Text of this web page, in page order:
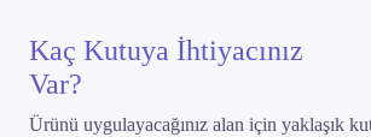
Kaç Kutuya İhtiyacınız
Var?
Ürünü uygulayacağınız alan için yaklaşık